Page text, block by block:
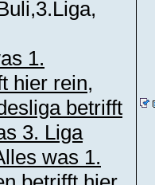
1.
hier rein,
betrifft
3. Liga
was 1.